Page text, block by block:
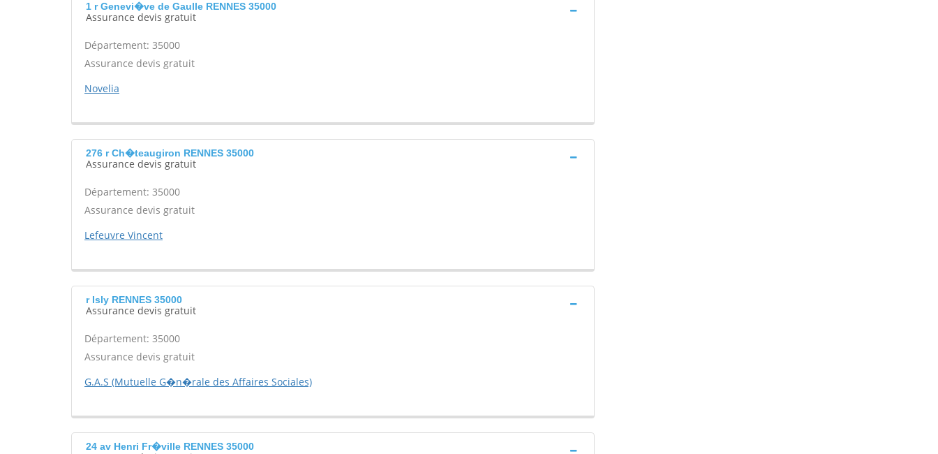
1 r Genevi�ve de Gaulle RENNES 35000
Assurance devis gratuit
Département: 35000
Assurance devis gratuit
Novelia
276 r Ch�teaugiron RENNES 35000
Assurance devis gratuit
Département: 35000
Assurance devis gratuit
Lefeuvre Vincent
r Isly RENNES 35000
Assurance devis gratuit
Département: 35000
Assurance devis gratuit
G.A.S (Mutuelle G�n�rale des Affaires Sociales)
24 av Henri Fr�ville RENNES 35000